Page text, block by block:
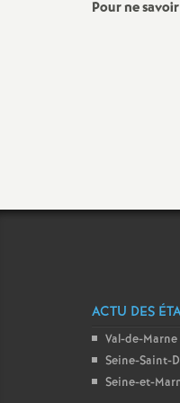
Pour ne
ACTU DES
Val-de-Marne
Seine-Saint-
Seine-et-